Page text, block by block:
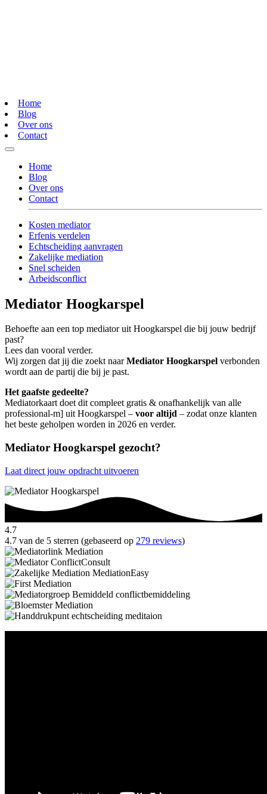
Home
Blog
Over ons
Contact
Home
Blog
Over ons
Contact
Kosten mediator
Erfenis verdelen
Echtscheiding aanvragen
Zakelijke mediation
Snel scheiden
Arbeidsconflict
Mediator Hoogkarspel
Behoefte aan een top mediator uit Hoogkarspel die bij jouw bedrijf
past?
Lees dan vooral verder.
Wij zorgen dat jij die zoekt naarMediator Hoogkarspel verbonden
wordt aan de partij die bij je past.
Het gaafste gedeelte?
Mediatorkaart doet dit compleet gratis & onafhankelijk van alle
professional-m] uit Hoogkarspel – voor altijd – zodat onze klanten
het beste geholpen worden in 2026 en verder.
Mediator Hoogkarspel gezocht?
Laat direct jouw opdracht uitvoeren
4.7
4.7 van de 5 sterren (gebaseerd op 279 reviews)